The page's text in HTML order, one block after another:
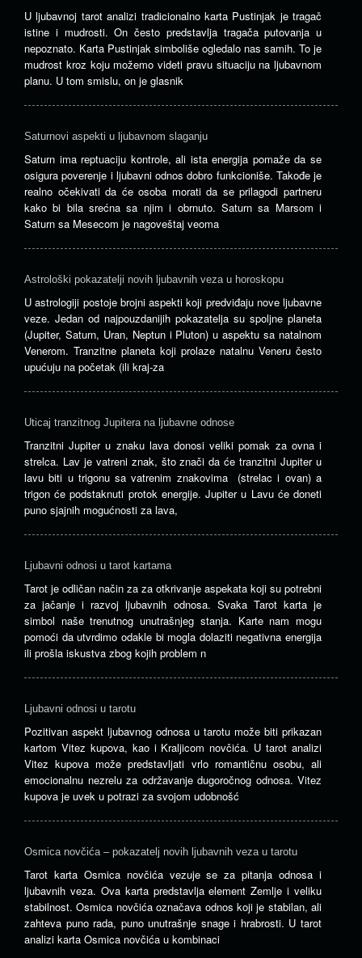
U ljubavnoj tarot analizi tradicionalno karta Pustinjak je tragač
istine i mudrosti. On često predstavlja tragača putovanja u
nepoznato. Karta Pustinjak simboliše ogledalo nas samih. To je
mudrost kroz koju možemo videti pravu situaciju na ljubavnom
planu. U tom smislu, on je glasnik
Saturnovi aspekti u ljubavnom slaganju
Saturn ima reptuaciju kontrole, ali ista energija pomaže da se
osigura poverenje i ljubavni odnos dobro funkcioniše. Takođe je
realno očekivati ​​da će osoba morati da se prilagodi partneru
kako bi bila srećna sa njim i obrnuto. Saturn sa Marsom i
Saturn sa Mesecom je nagoveštaj veoma
Astrološki pokazatelji novih ljubavnih veza u horoskopu
U astrologiji postoje brojni aspekti koji predviđaju nove ljubavne
veze. Jedan od najpouzdanijih pokazatelja su spoljne planeta
(Jupiter, Saturn, Uran, Neptun i Pluton) u aspektu sa natalnom
Venerom. Tranzitne planeta koji prolaze ​​natalnu Veneru često
upućuju na početak (ili kraj-za
Uticaj tranzitnog Jupitera na ljubavne odnose
Tranzitni Jupiter u znaku lava donosi veliki pomak za ovna i
strelca. Lav je vatreni znak, što znači da će tranzitni Jupiter u
lavu biti u trigonu sa vatrenim znakovima (strelac i ovan) a
trigon će podstaknuti protok energije. Jupiter u Lavu će doneti
puno sjajnih mogućnosti za lava,
Ljubavni odnosi u tarot kartama
Tarot je odličan način za za otkrivanje aspekata koji su potrebni
za jačanje i razvoj ljubavnih odnosa. Svaka Tarot karta je
simbol naše trenutnog unutrašnjeg stanja. Karte nam mogu
pomoći da utvrdimo odakle bi mogla dolaziti negativna energija
ili prošla iskustva zbog kojih problem n
Ljubavni odnosi u tarotu
Pozitivan aspekt ljubavnog odnosa u tarotu može biti prikazan
kartom Vitez kupova, kao i Kraljicom novčića. U tarot analizi
Vitez kupova može predstavljati vrlo romantičnu osobu, ali
emocionalnu nezrelu za održavanje dugoročnog odnosa. Vitez
kupova je uvek u potrazi za svojom udobnošć
Osmica novčića – pokazatelj novih ljubavnih veza u tarotu
Tarot karta Osmica novčića vezuje se za pitanja odnosa i
ljubavnih veza. Ova karta predstavlja element Zemlje i veliku
stabilnost. Osmica novčića označava odnos koji je stabilan, ali
zahteva puno rada, puno unutrašnje snage i hrabrosti. U tarot
analizi karta Osmica novčića u kombinaci